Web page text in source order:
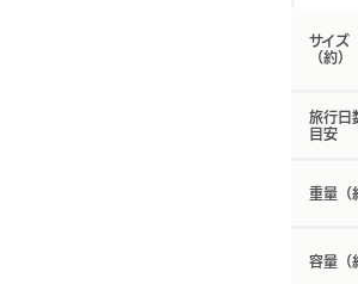
サイズ
（約）
旅行日
目安
重量（
容量（